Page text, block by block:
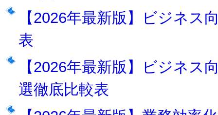
【2026年最新版】ビジネス
表
【2026年最新版】ビジネス
選徹底比較表